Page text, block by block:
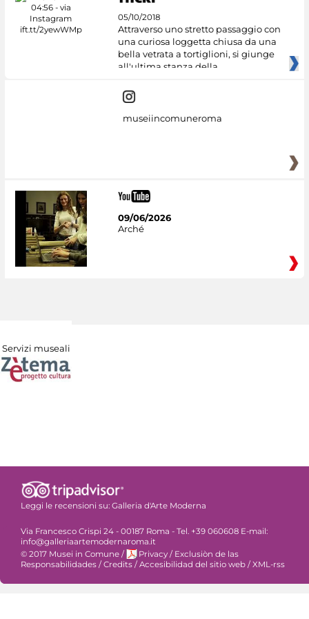
05/10/2018
Attraverso uno stretto passaggio con
una curiosa loggetta chiusa da una
bella vetrata a tortiglioni, si giunge
all'ultima stanza della
museiincomuneroma
09/06/2026
Arché
Servizi museali
Leggi le recensioni su: Galleria d'Arte Moderna
Via Francesco Crispi 24 - 00187 Roma - Tel. +39 060608 E-mail:
info@galleriaartemodernaroma.it
© 2017 Musei in Comune / Privacy / Exclusiòn de las
Responsabilidades / Credits / Accesibilidad del sitio web / XML-rss